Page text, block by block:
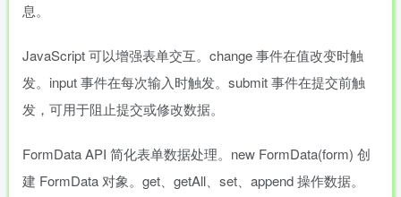
息。
JavaScript 可以增强表单交互。change 事件在值改变时触
发。input 事件在每次输入时触发。submit 事件在提交前触
发，可用于阻止提交或修改数据。
FormData API 简化表单数据处理。new FormData(form) 创
建 FormData 对象。get、getAll、set、append 操作数据。